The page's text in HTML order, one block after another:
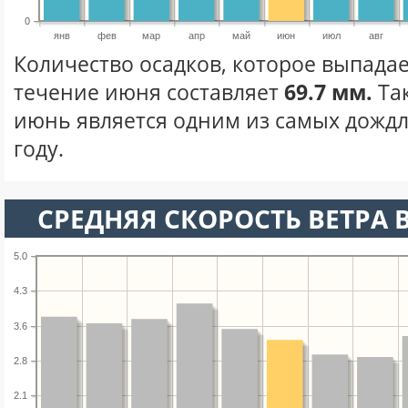
янв фев мар апр май июн июл авг
0
Количество осадков, которое
течение июня составляет69.7 мм.
июнь является одним из самых
году.
СРЕДНЯЯ СКОРОСТЬ
2.1
2.8
3.6
4.3
5.0